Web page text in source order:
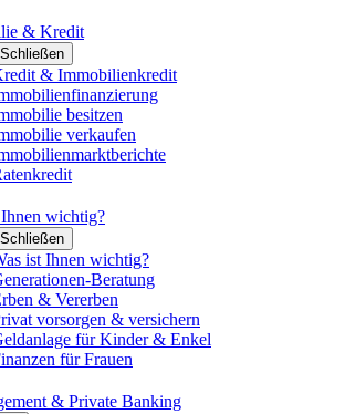
& Kredit
Schließen
& Immobilienkredit
besitzen
verkaufen
wichtig?
Schließen
ist Ihnen wichtig?
Beratung
& Vererben
vorsorgen & versichern
für Kinder & Enkel
für Frauen
& Private Banking